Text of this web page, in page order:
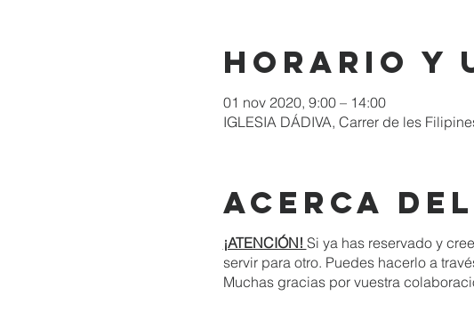
Horario y
01 nov 2020, 9:00 – 14:00
IGLESIA DÁDIVA, Carrer de les
Acerca
¡ATENCIÓN! Si ya has reservado y
servir para otro. Puedes hacerlo a
Muchas gracias por vuestra